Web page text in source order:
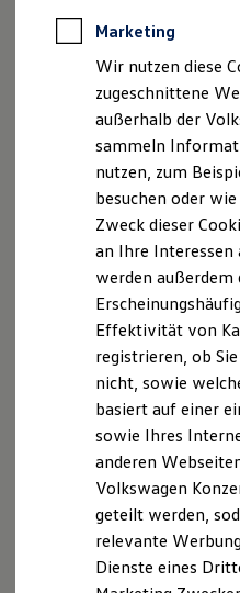
Anpfiff zum Gewinn
Elektroautos
ID. Tutorials
Reichweite
Reichweite
Reichweite
Laden
Laden
Laden
Batterie
Sicherheit
Garantie und
Nachhaltigkeit
Technologie
Kosten und Kauf
Kaufoptionen
E-Auto-
Software und
Die ID.
ID. Software
Digitale
Schnittstellen
qualifizierte und
sind wir immer auf der
für unser Team.
Karriereseite unsere
und
Aufgaben und eine
erwarten Sie bei uns.
werden Sie ein Teil
Auto-Scholz AHG
Werden Sie Teil
Karriere kann direkt
Ihre aussagekräftige
Zu den aktuellen
Ihre
Marketing
Wir nutzen diese
zugeschnittene
außerhalb der
sammeln
nutzen, zum
besuchen oder
Zweck dieser
an Ihre Interessen
werden außerdem
Effektivität von
registrieren, ob
nicht, sowie
basiert auf einer
sowie Ihres
anderen
Volkswagen
geteilt werden,
relevante
Dienste eines